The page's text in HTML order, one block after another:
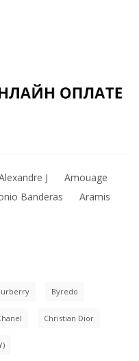
J
Amouage
Banderas
Aramis
Byredo
Christian Dior